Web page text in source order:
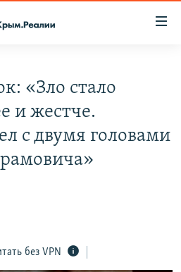
КРЫМА
«Зло стало
и жестче.
с двумя головами
без VPN